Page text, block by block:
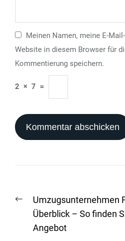
Meinen Namen, meine E-
Website in diesem Browser für
Kommentierung speichern.
2 × 7 =
Navigation
Vorheriger
Beitrag:
Umzugsunternehmen
Überblick – So finden
Angebot